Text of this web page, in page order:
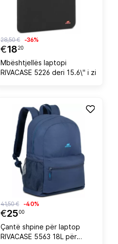
€1820
28,50 € -36%
Mbështjellës laptopi
RIVACASE 5226 deri 15.6\" i zi
€2500
41,50 € -40%
Çantë shpine për laptop
RIVACASE 5563 18L për